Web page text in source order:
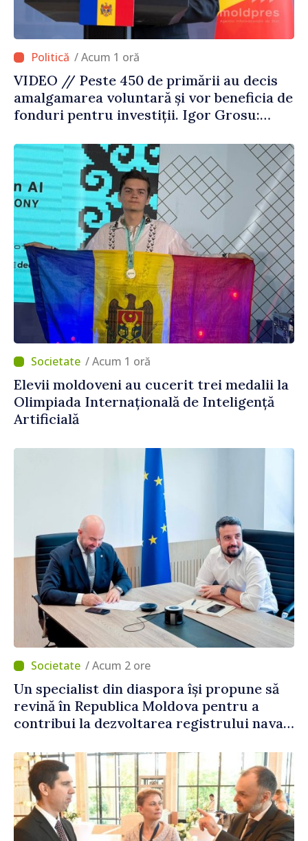
/ Acum 1 oră
VIDEO // Peste 450 de primării au decis
amalgamarea voluntară și vor beneficia de
fonduri pentru investiții. Igor Grosu:
dăm o șansă localităților să se dezvolte”
/ Acum 1 oră
Elevii moldoveni au cucerit trei medalii la
Olimpiada Internațională de Inteligență
Artificială
/ Acum 2 ore
Un specialist din diaspora își propune să
revină în Republica Moldova pentru a
contribui la dezvoltarea registrului naval